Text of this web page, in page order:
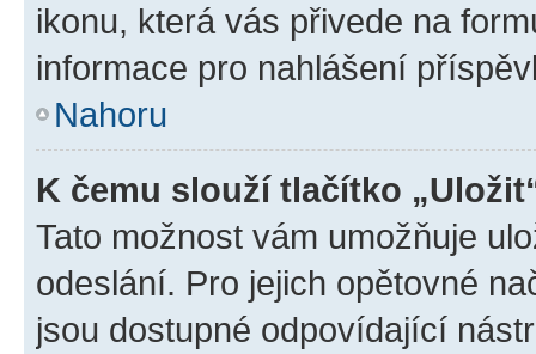
ikonu, která vás přivede na
informace pro nahlášení
Nahoru
K čemu slouží tlačítko
Tato možnost vám umožňuje
odeslání. Pro jejich opětovné
jsou dostupné odpovídající